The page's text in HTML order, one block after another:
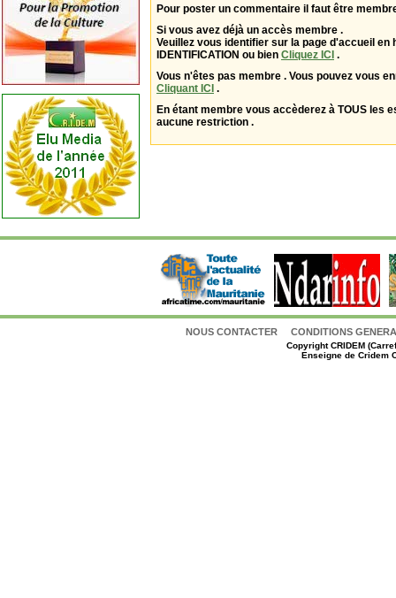
Pour poster un commentaire il faut être
Si vous avez déjà un accès membre .
Veuillez vous identifier sur la page d'accueil en
IDENTIFICATION ou bien Cliquez ICI .
Vous n'êtes pas membre . Vous pouvez vous
Cliquant ICI .
En étant membre vous accèderez à TOUS les
aucune restriction .
NOUS CONTACTER CONDITIONS
CopyrightCRIDEM
Enseigne de Cridem